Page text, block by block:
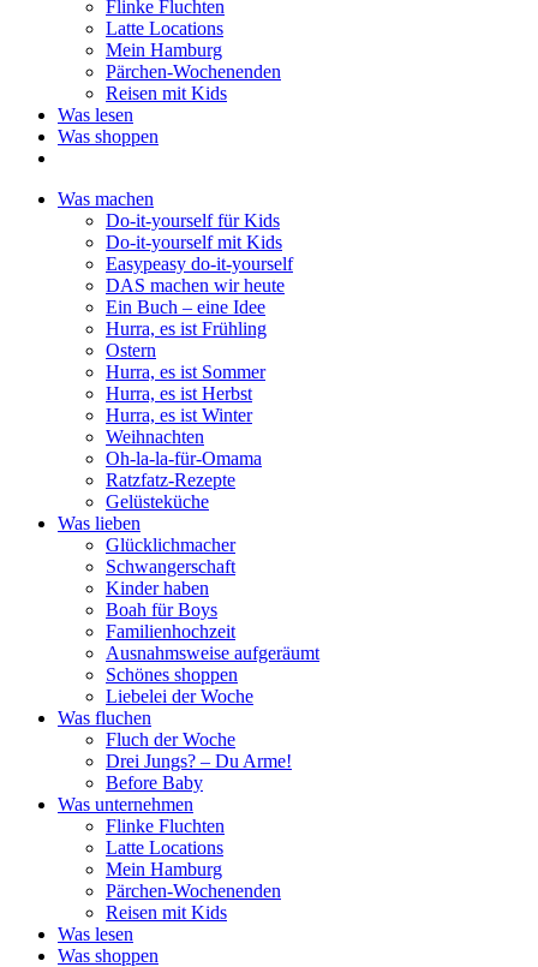
Flinke Fluchten
Latte Locations
Mein Hamburg
Pärchen-Wochenenden
Reisen mit Kids
Was lesen
Was shoppen
Was machen
Do-it-yourself für Kids
Do-it-yourself mit Kids
Easypeasy do-it-yourself
DAS machen wir heute
Ein Buch – eine Idee
Hurra, es ist Frühling
Ostern
Hurra, es ist Sommer
Hurra, es ist Herbst
Hurra, es ist Winter
Weihnachten
Oh-la-la-für-Omama
Ratzfatz-Rezepte
Gelüsteküche
Was lieben
Glücklichmacher
Schwangerschaft
Kinder haben
Boah für Boys
Familienhochzeit
Ausnahmsweise aufgeräumt
Schönes shoppen
Liebelei der Woche
Was fluchen
Fluch der Woche
Drei Jungs? – Du Arme!
Before Baby
Was unternehmen
Flinke Fluchten
Latte Locations
Mein Hamburg
Pärchen-Wochenenden
Reisen mit Kids
Was lesen
Was shoppen